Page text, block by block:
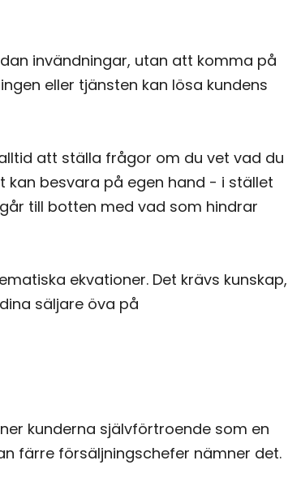
invändningar, utan att komma på
eller tjänsten kan lösa kundens
att ställa frågor om du vet vad du
kan besvara på egen hand - i stället
till botten med vad som hindrar
ekvationer. Det krävs kunskap,
säljare öva på
kunderna självförtroende som en
färre försäljningschefer nämner det.